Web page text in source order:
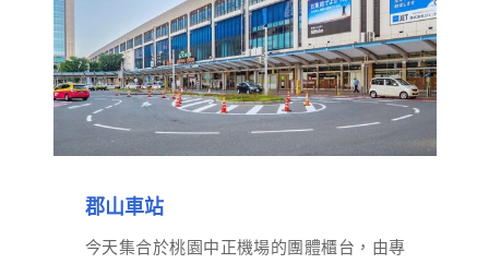
郡山車站
今天集合於桃園中正機場的團體櫃台，由專